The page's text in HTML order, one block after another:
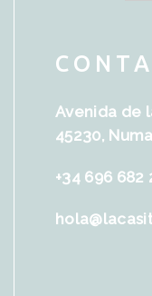
Avenida de
45230,
+34 696 682